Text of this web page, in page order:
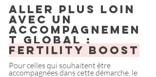
Aller plus loin
avec un
accompagnemen
t global :
Fertility Boost
Pour celles qui souhaitent être
accompagnées dans cette démarche, le